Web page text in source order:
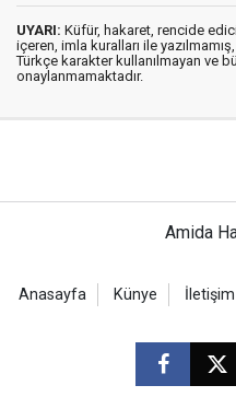
UYARI: Küfür, hakaret, rencide
içeren, imla kuralları ile yazılmamış,
Türkçe karakter kullanılmayan ve
onaylanmamaktadır.
Amida
Anasayfa Künye İletişim